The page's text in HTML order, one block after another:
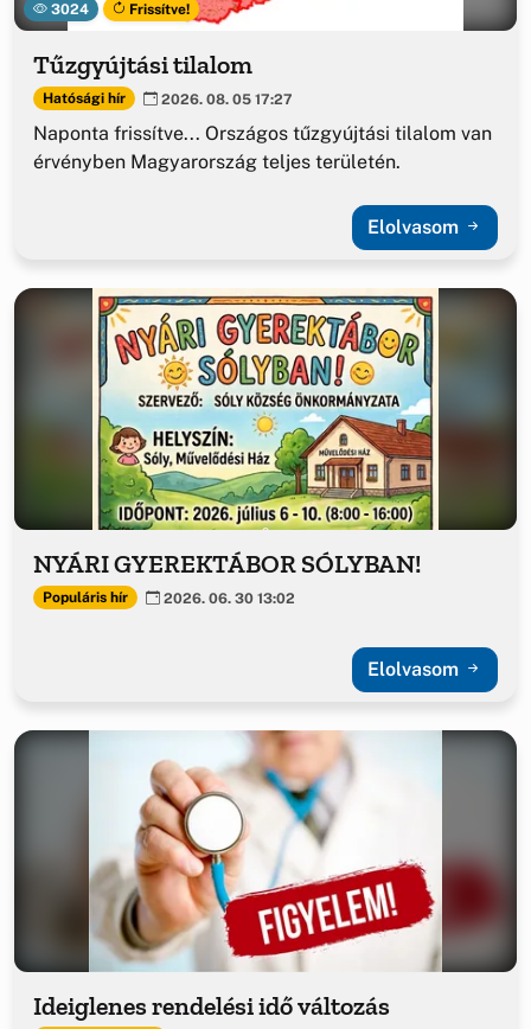
3024 Frissítve!
Tűzgyújtási tilalom
Hatósági hír 2026. 08. 05 17:27
Naponta frissítve... Országos tűzgyújtási tilalom van
érvényben Magyarország teljes területén.
Elolvasom
NYÁRI GYEREKTÁBOR SÓLYBAN!
Populáris hír 2026. 06. 30 13:02
Elolvasom
Ideiglenes rendelési idő változás